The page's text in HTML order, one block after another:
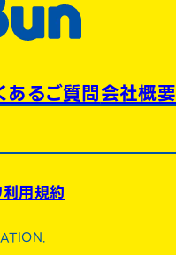
あるご質問会社概要
利用規約